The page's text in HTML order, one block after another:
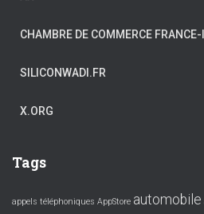
CHAMBRE DE COMMERCE
SILICONWADI.FR
X.ORG
Tags
appels téléphoniques AppStore automobile